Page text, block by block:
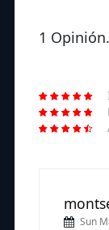
1 Opinión.
Sun